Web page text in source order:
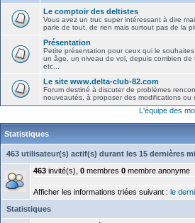
Le comptoir des deltistes
Vous avez un truc super intéressant à dire
parle de tout, de rien mais surtout pas de la
Présentation
Petite présentation pour ceux qui le
un âge, un niveau de vol, depuis combien de
etc...
Le site www.delta-club-82.com
Forum destiné à discuter de problèmes
nouveautés, à proposer des modifications ou
L'équipe des
Statistiques
463 utilisateur(s) actif(s) durant les 15 dernières
463 invité(s), 0 membres 0 membre anonyme
Afficher les informations triées suivant : le
Statistiques